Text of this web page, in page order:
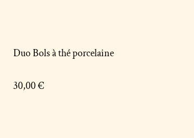
Duo Bols à thé porcelaine
30,00 €